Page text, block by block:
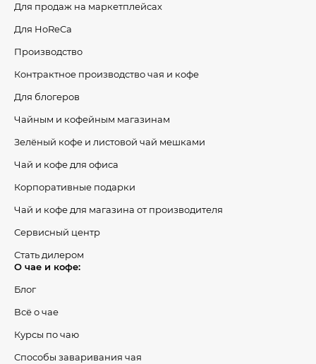
Для продаж на маркетплейсах
Для HoReCa
Производство
Контрактное производство чая и кофе
Для блогеров
Чайным и кофейным магазинам
Зелёный кофе и листовой чай мешками
Чай и кофе для офиса
Корпоративные подарки
Чай и кофе для магазина от производителя
Сервисный центр
Стать дилером
О чае и кофе:
Блог
Всё о чае
Курсы по чаю
Способы заваривания чая